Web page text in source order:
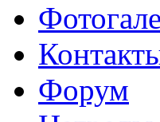
Форум